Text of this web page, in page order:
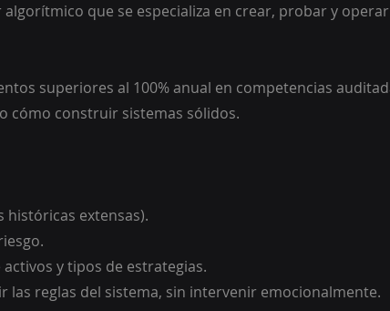
algorítmico que se especializa en crear, probar y
superiores al 100% anual en competencias
cómo construir sistemas sólidos.
históricas extensas).
y tipos de estrategias.
las reglas del sistema, sin intervenir emocionalmente.